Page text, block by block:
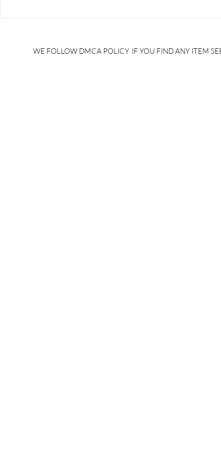
WE FOLLOW DMCA POLICY. IF YOU FIND ANY ITEM